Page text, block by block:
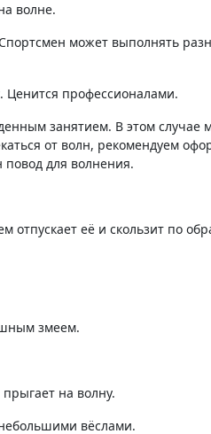
волне.
Ценится профессионалами.
занятием. В этом случае
от волн, рекомендуем
для волнения.
отпускает её и скользит по
змеем.
на волну.
вёслами.